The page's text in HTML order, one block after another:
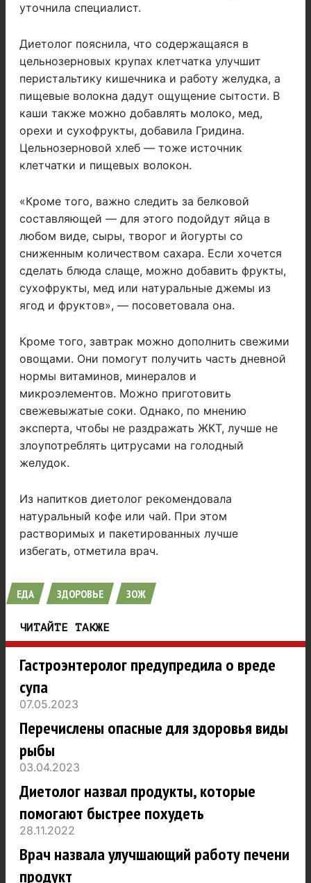
уточнила специалист.
Диетолог пояснила, что содержащаяся в
цельнозерновых крупах клетчатка улучшит
перистальтику кишечника и работу желудка, а
пищевые волокна дадут ощущение сытости. В
каши также можно добавлять молоко, мед,
орехи и сухофрукты, добавила Гридина.
Цельнозерновой хлеб — тоже источник
клетчатки и пищевых волокон.
«Кроме того, важно следить за белковой
составляющей — для этого подойдут яйца в
любом виде, сыры, творог и йогурты со
сниженным количеством сахара. Если хочется
сделать блюда слаще, можно добавить фрукты,
сухофрукты, мед или натуральные джемы из
ягод и фруктов», — посоветовала она.
Кроме того, завтрак можно дополнить свежими
овощами. Они помогут получить часть дневной
нормы витаминов, минералов и
микроэлементов. Можно приготовить
свежевыжатые соки. Однако, по мнению
эксперта, чтобы не раздражать ЖКТ, лучше не
злоупотреблять цитрусами на голодный
желудок.
Из напитков диетолог рекомендовала
натуральный кофе или чай. При этом
растворимых и пакетированных лучше
избегать, отметила врач.
ЕДА ЗДОРОВЬЕ ЗОЖ
ЧИТАЙТЕ ТАКЖЕ
Гастроэнтеролог предупредила о вреде
супа
07.05.2023
Перечислены опасные для здоровья виды
рыбы
03.04.2023
Диетолог назвал продукты, которые
помогают быстрее похудеть
28.11.2022
Врач назвала улучшающий работу печени
продукт